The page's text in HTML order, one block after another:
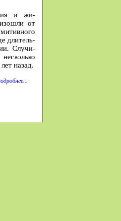
и жи­
от
дли­тель­
Случи­
на­зад.